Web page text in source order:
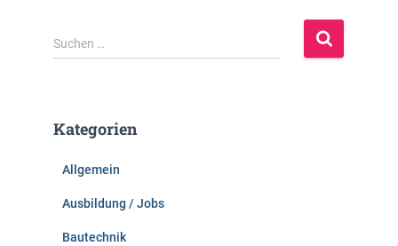
S
u
n
Suchen …
Kategorien
Allgemein
Ausbildung / Jobs
Bautechnik